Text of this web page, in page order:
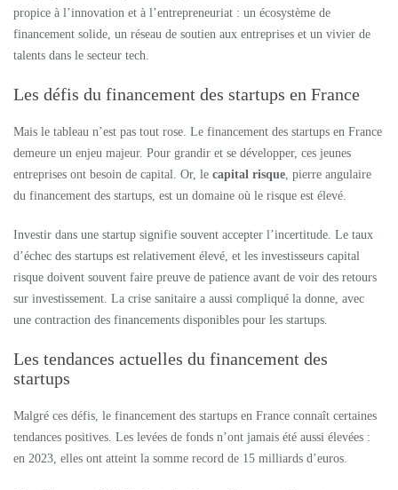
propice à l’innovation et à l’entrepreneuriat : un écosystème de
financement solide, un réseau de soutien aux entreprises et un vivier de
talents dans le secteur tech.
Les défis du financement des startups en France
Mais le tableau n’est pas tout rose. Le financement des startups en France
demeure un enjeu majeur. Pour grandir et se développer, ces jeunes
entreprises ont besoin de capital. Or, le capital risque, pierre angulaire
du financement des startups, est un domaine où le risque est élevé.
Investir dans une startup signifie souvent accepter l’incertitude. Le taux
d’échec des startups est relativement élevé, et les investisseurs capital
risque doivent souvent faire preuve de patience avant de voir des retours
sur investissement. La crise sanitaire a aussi compliqué la donne, avec
une contraction des financements disponibles pour les startups.
Les tendances actuelles du financement des
startups
Malgré ces défis, le financement des startups en France connaît certaines
tendances positives. Les levées de fonds n’ont jamais été aussi élevées :
en 2023, elles ont atteint la somme record de 15 milliards d’euros.